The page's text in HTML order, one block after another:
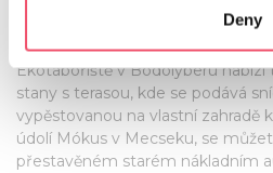
Identify your device by
specific characteristics
Find out more about how your
and set your preferences in the
We use cookies to personalise
Deny
Ekotábořiště v Bodolybéru
stany s terasou, kde se podává
vypěstovanou na vlastní zahradě
údolí Mókus v Mecseku, se
přestavěném starém nákladním